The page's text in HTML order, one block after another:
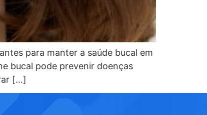
para manter a saúde bucal em
bucal pode prevenir doenças
[…]